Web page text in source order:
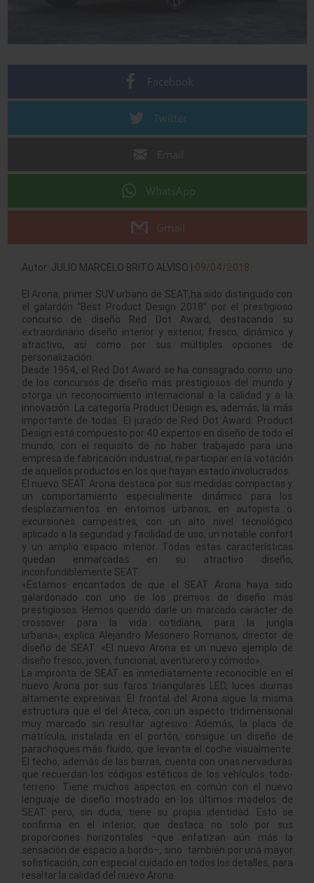
Facebook
Twitter
WhatsApp
Gmail
Autor: JULIO MARCELO BRITO ALVISO | 09/04/2018
El Arona, primer SUV urbano de SEAT,ha sido distinguido con
el galardón “Best Product Design 2018” por el prestigioso
concurso de diseño Red Dot Award, destacando su
extraordinario diseño interior y exterior, fresco, dinámico y
atractivo, así como por sus múltiples opciones de
personalización.
Desde 1954, el Red Dot Award se ha consagrado como uno
de los concursos de diseño más prestigiosos del mundo y
otorga un reconocimiento internacional a la calidad y a la
innovación. La categoría Product Design es, además, la más
importante de todas. El jurado de Red Dot Award: Product
Design está compuesto por 40 expertos en diseño de todo el
mundo, con el requisito de no haber trabajado para una
empresa de fabricación industrial, ni participar en la votación
de aquellos productos en los que hayan estado involucrados.
El nuevo SEAT Arona destaca por sus medidas compactas y
un comportamiento especialmente dinámico para los
desplazamientos en entornos urbanos, en autopista o
excursiones campestres, con un alto nivel tecnológico
aplicado a la seguridad y facilidad de uso, un notable confort
y un amplio espacio interior. Todas estas características
quedan enmarcadas en su atractivo diseño,
inconfundiblemente SEAT.
«Estamos encantados de que el SEAT Arona haya sido
galardonado con uno de los premios de diseño más
prestigiosos. Hemos querido darle un marcado carácter de
crossover para la vida cotidiana, para la jungla
urbana», explica Alejandro Mesonero Romanos, director de
diseño de SEAT. «El nuevo Arona es un nuevo ejemplo de
diseño fresco, joven, funcional, aventurero y cómodo».
La impronta de SEAT es inmediatamente reconocible en el
nuevo Arona por sus faros triangulares LED, luces diurnas
altamente expresivas. El frontal del Arona sigue la misma
estructura que el del Ateca, con un aspecto tridimensional
muy marcado sin resultar agresivo. Además, la placa de
matrícula, instalada en el portón, consigue un diseño de
parachoques más fluido, que levanta el coche visualmente.
El techo, además de las barras, cuenta con unas nervaduras
que recuerdan los códigos estéticos de los vehículos todo-
terreno. Tiene muchos aspectos en común con el nuevo
lenguaje de diseño mostrado en los últimos modelos de
SEAT pero, sin duda, tiene su propia identidad. Esto se
confirma en el interior, que destaca no solo por sus
proporciones horizontales –que enfatizan aún más la
sensación de espacio a bordo–, sino también por una mayor
sofisticación, con especial cuidado en todos los detalles, para
resaltar la calidad del nuevo Arona.